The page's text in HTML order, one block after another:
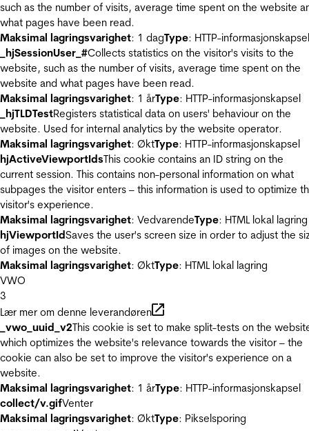
such as the number of visits, average time spent on the website
what pages have been read.
Maksimal lagringsvarighet: 1 dagType: HTTP-informasjonskapsel
_hjSessionUser_#Collects statistics on the visitor's visits to the
website, such as the number of visits, average time spent on the
website and what pages have been read.
Maksimal lagringsvarighet: 1 årType: HTTP-informasjonskapsel
_hjTLDTestRegisters statistical data on users' behaviour on the
website. Used for internal analytics by the website operator.
Maksimal lagringsvarighet: ØktType: HTTP-informasjonskapsel
hjActiveViewportIdsThis cookie contains an ID string on the
current session. This contains non-personal information on what
subpages the visitor enters – this information is used to optimize
visitor's experience.
Maksimal lagringsvarighet: VedvarendeType: HTML lokal lagring
hjViewportIdSaves the user's screen size in order to adjust the
of images on the website.
Maksimal lagringsvarighet: ØktType: HTML lokal lagring
VWO
3
Lær mer om denne leverandøren
_vwo_uuid_v2This cookie is set to make split-tests on the
which optimizes the website's relevance towards the visitor – the
cookie can also be set to improve the visitor's experience on a
website.
Maksimal lagringsvarighet: 1 årType: HTTP-informasjonskapsel
collect/v.gifVenter
Maksimal lagringsvarighet: ØktType: Pikselsporing